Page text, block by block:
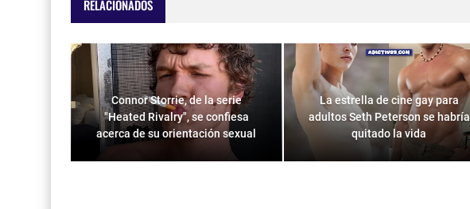
RELACIONADOS
Connor Storrie, de la serie
"Heated Rivalry", se confiesa
acerca de su orientación sexual
La estrella de cine gay para
adultos Seth Peterson se habría
quitado la vida